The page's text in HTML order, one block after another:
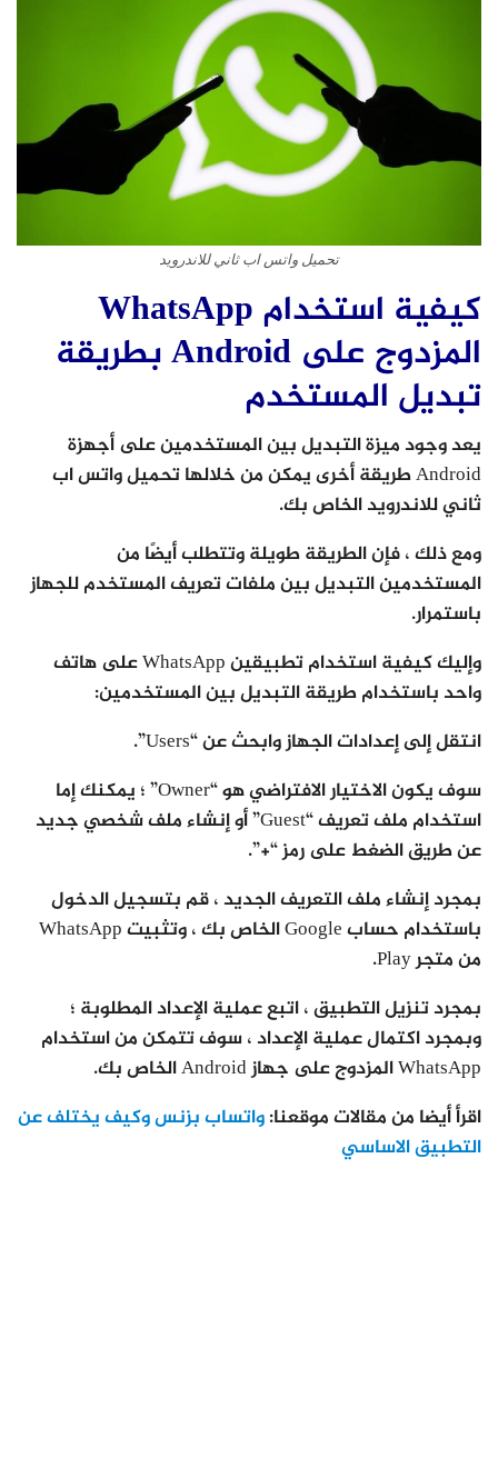
تحميل واتس اب ثاني للاندرويد
كيفية استخدام WhatsApp
المزدوج على Android بطريقة
تبديل المستخدم
يعد وجود ميزة التبديل بين المستخدمين على أجهزة
Android طريقة أخرى يمكن من خلالها تحميل واتس اب
ثاني للاندرويد الخاص بك.
ومع ذلك ، فإن الطريقة طويلة وتتطلب أيضًا من
المستخدمين التبديل بين ملفات تعريف المستخدم للجهاز
باستمرار.
وإليك كيفية استخدام تطبيقين WhatsApp على هاتف
واحد باستخدام طريقة التبديل بين المستخدمين:
انتقل إلى إعدادات الجهاز وابحث عن “Users”.
سوف يكون الاختيار الافتراضي هو “Owner” ؛ يمكنك إما
استخدام ملف تعريف “Guest” أو إنشاء ملف شخصي جديد
عن طريق الضغط على رمز “+”.
بمجرد إنشاء ملف التعريف الجديد ، قم بتسجيل الدخول
باستخدام حساب Google الخاص بك ، وتثبيت WhatsApp
من متجر Play.
بمجرد تنزيل التطبيق ، اتبع عملية الإعداد المطلوبة ؛
وبمجرد اكتمال عملية الإعداد ، سوف تتمكن من استخدام
WhatsApp المزدوج على جهاز Android الخاص بك.
اقرأ أيضا من مقالات موقعنا:واتساب بزنس وكيف يختلف عن
التطبيق الاساسي